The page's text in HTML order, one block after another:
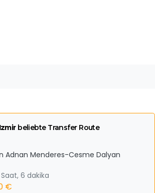
Izmirbeliebte Transfer Route
Adnan Menderes-Cesme Dalyan
Saat, 6 dakika
€